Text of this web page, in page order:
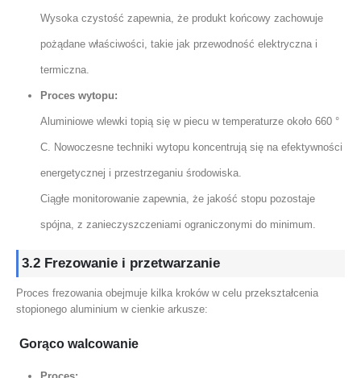
Wysoka czystość zapewnia, że ​​produkt końcowy zachowuje
pożądane właściwości, takie jak przewodność elektryczna i
termiczna.
Proces wytopu:
Aluminiowe wlewki topią się w piecu w temperaturze około 660 °
C. Nowoczesne techniki wytopu koncentrują się na efektywności
energetycznej i przestrzeganiu środowiska.
Ciągłe monitorowanie zapewnia, że ​​jakość stopu pozostaje
spójna, z zanieczyszczeniami ograniczonymi do minimum.
3.2 Frezowanie i przetwarzanie
Proces frezowania obejmuje kilka kroków w celu przekształcenia
stopionego aluminium w cienkie arkusze:
Gorąco walcowanie